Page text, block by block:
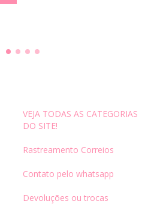
VEJA TODAS AS CATEGORIAS
DO SITE!
Rastreamento Correios
Contato pelo whatsapp
Devoluções ou trocas